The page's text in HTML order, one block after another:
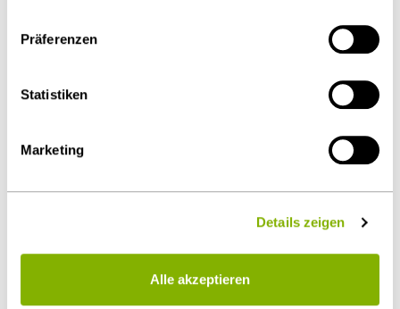
auszuschließen ist. Sie können Ihre Einwilligung jederzeit
über dieCookie-Einstellungen
widerrufen oder ändern.
Präferenzen
Statistiken
Marketing
Details zeigen
Alle akzeptieren
Diesen Artikel teilen
Prozessführung & Schiedsverfahren